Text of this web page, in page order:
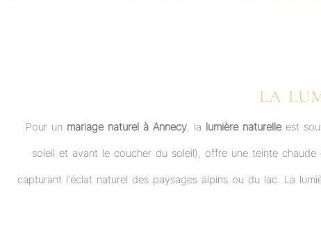
LA
Pour un mariage naturel à Annecy, la lumière naturelleest
soleil et avant le coucher du soleil), offre une teinte
capturant l’éclat naturel des paysages alpins ou du lac. La